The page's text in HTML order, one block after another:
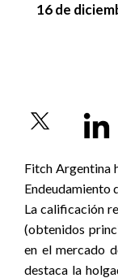
16 de
Fitch Argentina
Endeudamiento
La calificación
(obtenidos
en el mercado
destaca la